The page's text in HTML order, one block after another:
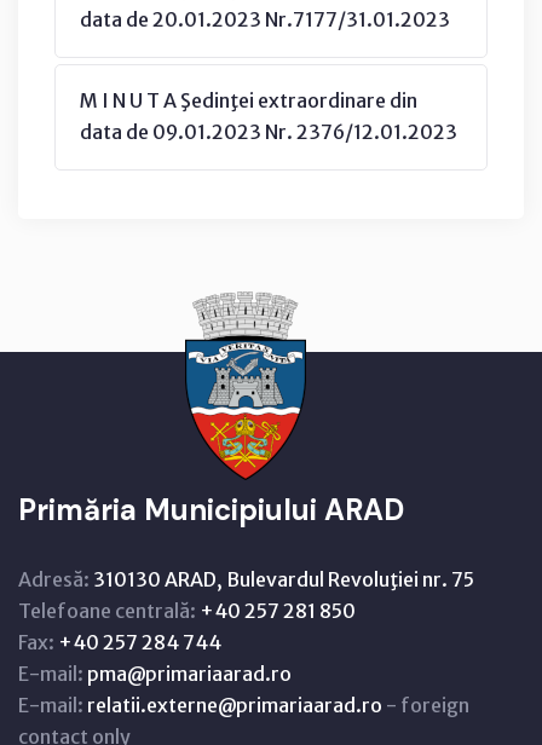
data de 20.01.2023 Nr.7177/31.01.2023
M I N U T A Şedinţei extraordinare din
data de 09.01.2023 Nr. 2376/12.01.2023
Primăria Municipiului ARAD
Adresă: 310130 ARAD, Bulevardul Revoluţiei nr. 75
Telefoane centrală: +40 257 281 850
Fax: +40 257 284 744
E-mail: pma@primariaarad.ro
E-mail: relatii.externe@primariaarad.ro - foreign
contact only